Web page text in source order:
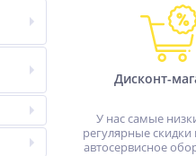
Дисконт-
У нас самые
регулярные скидки
автосервисное